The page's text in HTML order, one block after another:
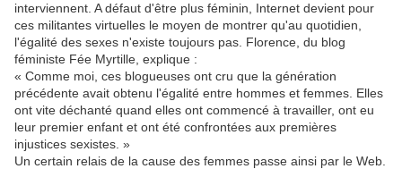
interviennent. A défaut d'être plus féminin, Internet devient pour
ces militantes virtuelles le moyen de montrer qu'au quotidien,
l'égalité des sexes n'existe toujours pas. Florence, du blog
féministe Fée Myrtille, explique :
« Comme moi, ces blogueuses ont cru que la génération
précédente avait obtenu l'égalité entre hommes et femmes. Elles
ont vite déchanté quand elles ont commencé à travailler, ont eu
leur premier enfant et ont été confrontées aux premières
injustices sexistes. »
Un certain relais de la cause des femmes passe ainsi par le Web.